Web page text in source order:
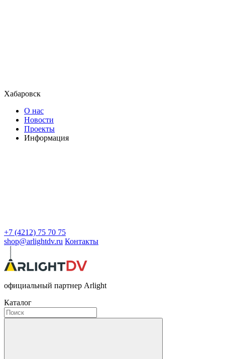
Хабаровск
О нас
Новости
Проекты
Информация
+7 (4212) 75 70 75
shop@arlightdv.ru Контакты
официальный партнер Arlight
Каталог